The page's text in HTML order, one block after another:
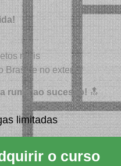
reais
Brasil e no exterior
rumo ao sucesso! 🔝
limitadas
o curso